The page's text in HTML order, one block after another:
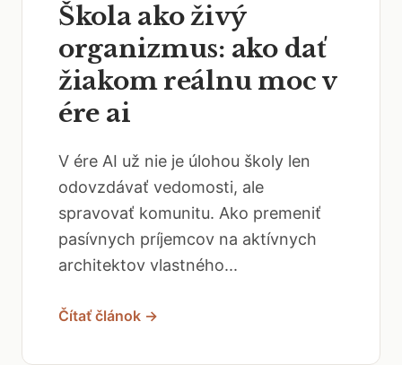
Škola ako živý
organizmus: ako dať
žiakom reálnu moc v
ére ai
V ére AI už nie je úlohou školy len
odovzdávať vedomosti, ale
spravovať komunitu. Ako premeniť
pasívnych príjemcov na aktívnych
architektov vlastného...
Čítať článok →